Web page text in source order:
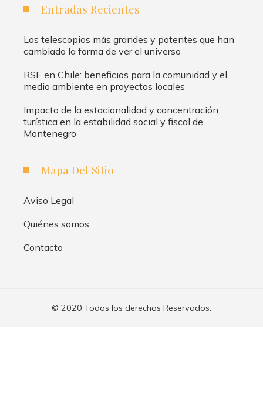
Entradas Recientes
Los telescopios más grandes y potentes que han
cambiado la forma de ver el universo
RSE en Chile: beneficios para la comunidad y el
medio ambiente en proyectos locales
Impacto de la estacionalidad y concentración
turística en la estabilidad social y fiscal de
Montenegro
Mapa Del Sitio
Aviso Legal
Quiénes somos
Contacto
© 2020 Todos los derechos Reservados.